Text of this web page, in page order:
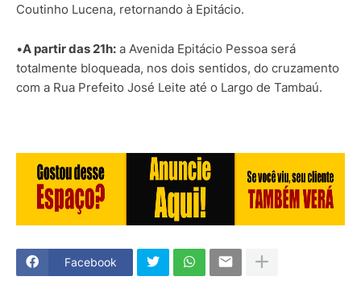
Coutinho Lucena, retornando à Epitácio.
•A partir das 21h: a Avenida Epitácio Pessoa será
totalmente bloqueada, nos dois sentidos, do cruzamento
com a Rua Prefeito José Leite até o Largo de Tambaú.
Facebook